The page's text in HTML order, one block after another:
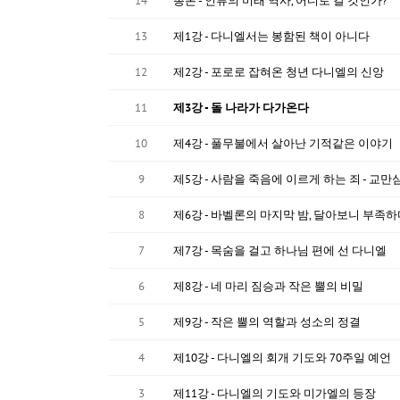
13 제1강 - 다니엘서는 봉함된 책이 아니다
12 제2강 - 포로로 잡혀온 청년 다니엘의 신앙
11 제3강 - 돌 나라가 다가온다
10 제4강 - 풀무불에서 살아난 기적같은 이야기
9 제5강 - 사람을 죽음에 이르게 하는 죄 - 교만
8 제6강 - 바벨론의 마지막 밤, 달아보니 부족
7 제7강 - 목숨을 걸고 하나님 편에 선 다니엘
6 제8강 - 네 마리 짐승과 작은 뿔의 비밀
5 제9강 - 작은 뿔의 역할과 성소의 정결
4 제10강 - 다니엘의 회개 기도와 70주일 예언
3 제11강 - 다니엘의 기도와 미가엘의 등장